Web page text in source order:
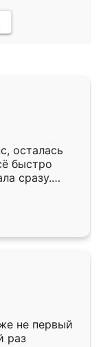
осталась
быстро
сразу.
к
Собрали
даже
не первый
раз